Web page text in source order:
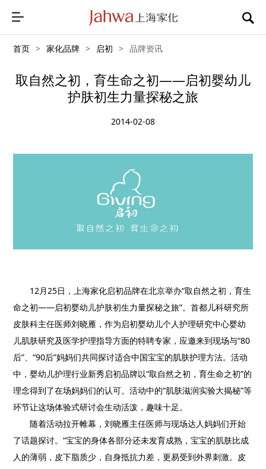
首页 > 家化品牌 > 启初 > 品牌资讯
取自然之初，育生命之初——启初婴幼儿
护肤初生力量探秘之旅
2014-02-08
12月25日，上海家化启初品牌在北京举办“取自然之初，育生
命之初——启初婴幼儿护肤初生力量探秘之旅”。首都儿科研究所
皮肤科主任医师刘晓雁，作为启初婴幼儿个人护理研究中心婴幼
儿肌肤研究及医学护理指导方面的特聘专家，应邀来到现场与“80
后”、“90后”妈妈们共同探讨适合中国宝宝的肌肤护理方法。活动
中，婴幼儿护理行业新秀启初品牌以“取自然之初，育生命之初”的
理念得到了在场妈妈们的认可。活动中的“肌肤滋润实验大揭秘”等
环节让这场体验式研讨会生动活泼，趣味十足。
随着活动拉开帷幕，刘晓雁主任医师与现场达人妈妈们开始
了话题探讨。“宝宝的身体各部分还未发育成熟，宝宝的肌肤比成
人的薄弱，皮下脂质少，自身抵抗力差，更易受到外界刺激。皮